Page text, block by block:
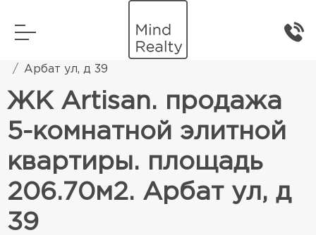
Элитная жилая недвижимость
Арбат ул, д 39
ЖК Artisan. продажа
5-комнатной элитной
квартиры. площадь
206.70м2. Арбат ул, д
39